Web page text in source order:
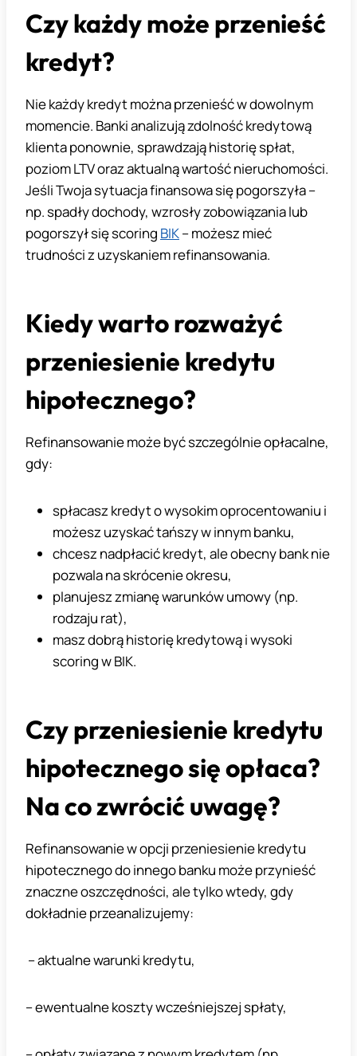
Czy każdy może przenieść
kredyt?
Nie każdy kredyt można przenieść w dowolnym
momencie. Banki analizują zdolność kredytową
klienta ponownie, sprawdzają historię spłat,
poziom LTV oraz aktualną wartość nieruchomości.
Jeśli Twoja sytuacja finansowa się pogorszyła –
np. spadły dochody, wzrosły zobowiązania lub
pogorszył się scoring BIK– możesz mieć
trudności z uzyskaniem refinansowania.
Kiedy warto rozważyć
przeniesienie kredytu
hipotecznego?
Refinansowanie może być szczególnie opłacalne,
gdy:
spłacasz kredyt o wysokim oprocentowaniu i
możesz uzyskać tańszy w innym banku,
chcesz nadpłacić kredyt, ale obecny bank nie
pozwala na skrócenie okresu,
planujesz zmianę warunków umowy (np.
rodzaju rat),
masz dobrą historię kredytową i wysoki
scoring w BIK.
Czy przeniesienie kredytu
hipotecznego się opłaca?
Na co zwrócić uwagę?
Refinansowanie w opcji przeniesienie kredytu
hipotecznego do innego banku może przynieść
znaczne oszczędności, ale tylko wtedy, gdy
dokładnie przeanalizujemy:
– aktualne warunki kredytu,
– ewentualne koszty wcześniejszej spłaty,